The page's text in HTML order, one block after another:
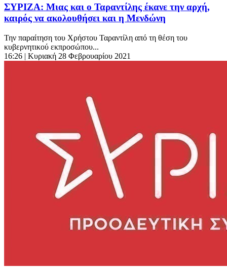
ΣΥΡΙΖΑ: Μιας και ο Ταραντίλης έκανε την αρχή,
καιρός να ακολουθήσει και η Μενδώνη
Την παραίτηση του Χρήστου Ταραντίλη από τη θέση του
κυβερνητικού εκπροσώπου...
16:26 | Κυριακή 28 Φεβρουαρίου 2021